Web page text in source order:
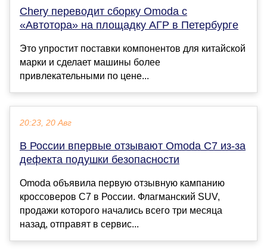
Chery переводит сборку Omoda с
«Автотора» на площадку АГР в Петербурге
Это упростит поставки компонентов для китайской
марки и сделает машины более
привлекательными по цене...
20:23, 20 Авг
В России впервые отзывают Omoda C7 из-за
дефекта подушки безопасности
Omoda объявила первую отзывную кампанию
кроссоверов C7 в России. Флагманский SUV,
продажи которого начались всего три месяца
назад, отправят в сервис...